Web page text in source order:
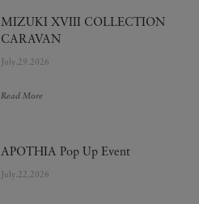
MIZUKI XVIII COLLECTION
CARAVAN
July.29.2026
Read More
APOTHIA Pop Up Event
July.22.2026